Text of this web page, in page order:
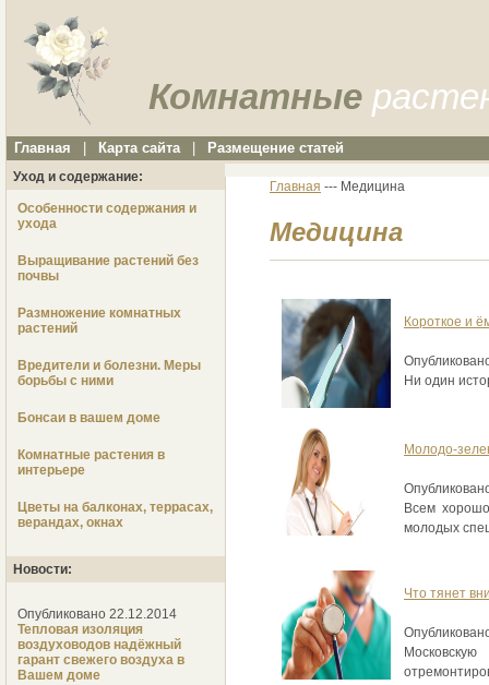
Комнатные
Главная Карта сайта Размещение статей
Уход и содержание:
Особенности содержания и
ухода
Выращивание растений без
почвы
Размножение комнатных
растений
Вредители и болезни. Меры
борьбы с ними
Бонсаи в вашем доме
Комнатные растения в
интерьере
Цветы на балконах, террасах,
верандах, окнах
Новости:
Опубликовано 22.12.2014
Тепловая изоляция
воздуховодов надёжный
гарант свежего воздуха в
Вашем доме
Главная --- Медицина
Медицина
Короткое и
Ни один
Молодо-
Всем
молодых
Что тянет